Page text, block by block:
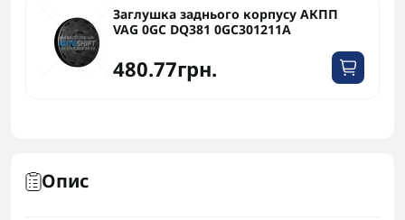
Заглушка заднього корпусу АКПП
VAG 0GC DQ381 0GC301211A
480.77грн.
Опис